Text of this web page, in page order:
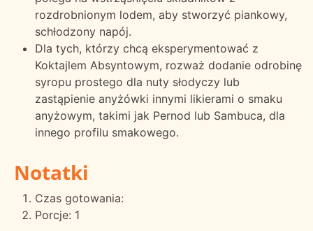
rozdrobnionym lodem, aby stworzyć piankowy,
schłodzony napój.
Dla tych, którzy chcą eksperymentować z
Koktajlem Absyntowym, rozważ dodanie odrobinę
syropu prostego dla nuty słodyczy lub
zastąpienie anyżówki innymi likierami o smaku
anyżowym, takimi jak Pernod lub Sambuca, dla
innego profilu smakowego.
Notatki
Czas gotowania:
Porcje: 1